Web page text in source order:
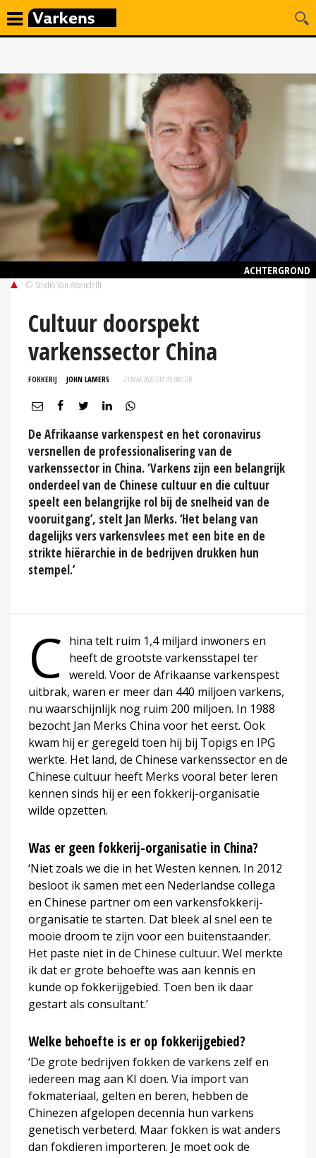
ACHTERGROND
© Studio Van Assendelft
Cultuur doorspekt
varkenssector China
FOKKERIJ JOHN LAMERS 23 MAA 2020 OM 09:00UUR
De Afrikaanse varkenspest en het coronavirus
versnellen de professionalisering van de
varkenssector in China. ‘Varkens zijn een belangrijk
onderdeel van de Chinese cultuur en die cultuur
speelt een belangrijke rol bij de snelheid van de
vooruitgang’, stelt Jan Merks. ‘Het belang van
dagelijks vers varkensvlees met een bite en de
strikte hiërarchie in de bedrijven drukken hun
stempel.’
C hina telt ruim 1,4 miljard inwoners en
heeft de grootste varkensstapel ter
wereld. Voor de Afrikaanse varkenspest
uitbrak, waren er meer dan 440 miljoen varkens,
nu waarschijnlijk nog ruim 200 miljoen. In 1988
bezocht Jan Merks China voor het eerst. Ook
kwam hij er geregeld toen hij bij Topigs en IPG
werkte. Het land, de Chinese varkenssector en de
Chinese cultuur heeft Merks vooral beter leren
kennen sinds hij er een fokkerij-organisatie
wilde opzetten.
Was er geen fokkerij-organisatie in China?
‘Niet zoals we die in het Westen kennen. In 2012
besloot ik samen met een Nederlandse collega
en Chinese partner om een varkensfokkerij-
organisatie te starten. Dat bleek al snel een te
mooie droom te zijn voor een buitenstaander.
Het paste niet in de Chinese cultuur. Wel merkte
ik dat er grote behoefte was aan kennis en
kunde op fokkerijgebied. Toen ben ik daar
gestart als consultant.’
Welke behoefte is er op fokkerijgebied?
‘De grote bedrijven fokken de varkens zelf en
iedereen mag aan KI doen. Via import van
fokmateriaal, gelten en beren, hebben de
Chinezen afgelopen decennia hun varkens
genetisch verbeterd. Maar fokken is wat anders
dan fokdieren importeren. Je moet ook de